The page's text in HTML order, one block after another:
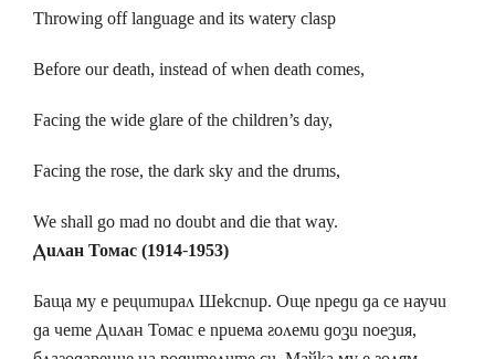
Throwing off language and its watery clasp
Before our death, instead of when death comes,
Facing the wide glare of the children’s day,
Facing the rose, the dark sky and the drums,
We shall go mad no doubt and die that way.
Дилан Томас (1914-1953)
Баща му е рецитирал Шекспир. Още преди да се научи
да чете Дилан Томас е приема големи дози поезия,